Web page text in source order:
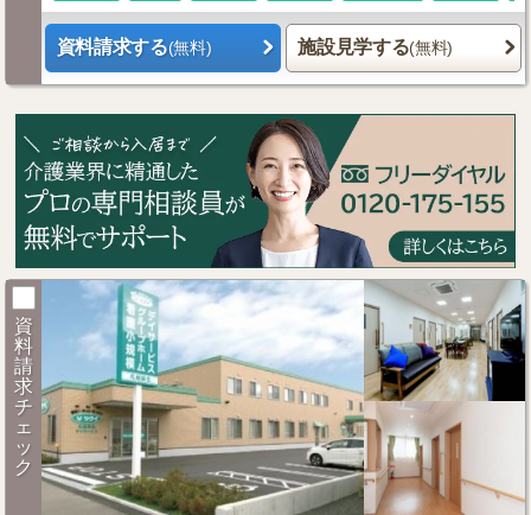
資料請求する(無料) 施設見学する(無料)
資
料
請
求
チ
ェ
ッ
ク